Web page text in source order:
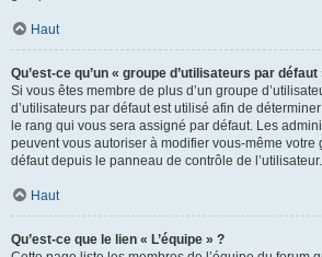
Haut
Qu’est-ce qu’un « groupe d’utilisateurs par défaut
Si vous êtes membre de plus d’un groupe
d’utilisateurs par défaut est utilisé afin de
le rang qui vous sera assigné par défaut. Les
peuvent vous autoriser à modifier vous-même votre
défaut depuis le panneau de contrôle de l’utilisateur.
Haut
Qu’est-ce que le lien « L’équipe » ?